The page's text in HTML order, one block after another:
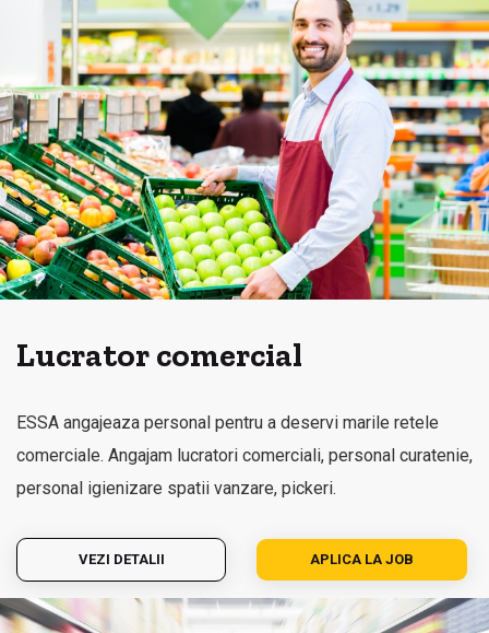
Lucrator comercial
ESSA angajeaza personal pentru a deservi marile retele
comerciale. Angajam lucratori comerciali, personal curatenie,
personal igienizare spatii vanzare, pickeri.
VEZI DETALII APLICA LA JOB